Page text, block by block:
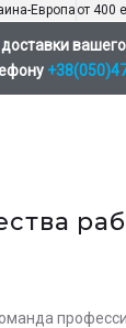
Европа от 400
заявку